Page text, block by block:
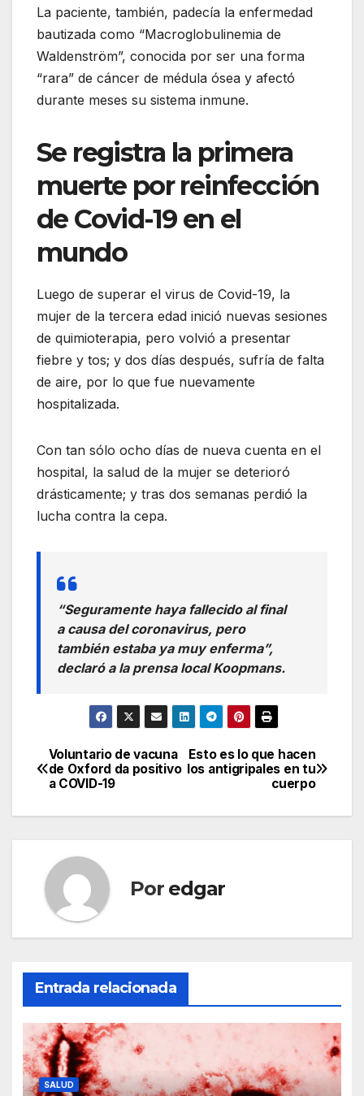
La paciente, también, padecía la enfermedad
bautizada como “Macroglobulinemia de
Waldenström”, conocida por ser una forma
“rara” de cáncer de médula ósea y afectó
durante meses su sistema inmune.
Se registra la primera
muerte por reinfección
de Covid-19 en el
mundo
Luego de superar el virus de Covid-19, la
mujer de la tercera edad inició nuevas sesiones
de quimioterapia, pero volvió a presentar
fiebre y tos; y dos días después, sufría de falta
de aire, por lo que fue nuevamente
hospitalizada.
Con tan sólo ocho días de nueva cuenta en el
hospital, la salud de la mujer se deterioró
drásticamente; y tras dos semanas perdió la
lucha contra la cepa.
“Seguramente haya fallecido al final
a causa del coronavirus, pero
también estaba ya muy enferma”,
declaró a la prensa local Koopmans.
Navegación
de
Esto es lo que hacen
los antigripales en tu
cuerpo
Voluntario de vacuna
de Oxford da positivo
a COVID-19
Por edgar
Entrada relacionada
SALUD